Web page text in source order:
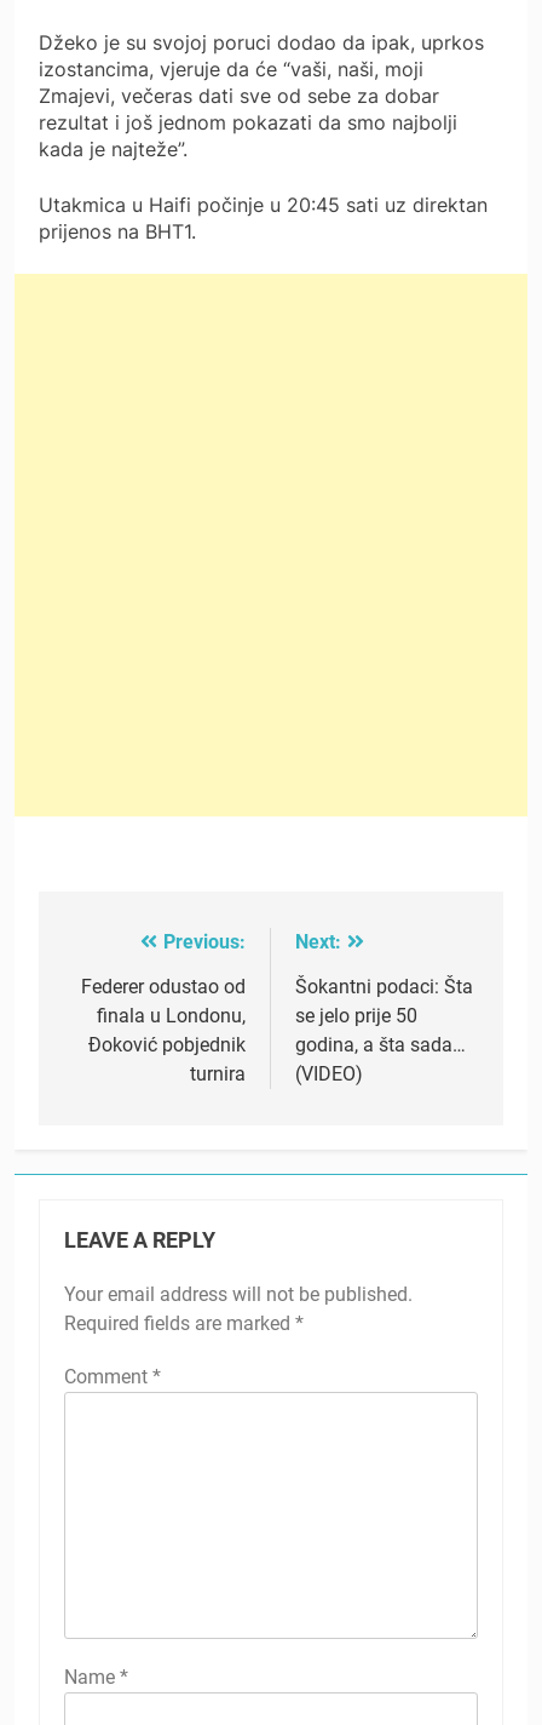
Džeko je su svojoj poruci dodao da ipak, uprkos
izostancima, vjeruje da će “vaši, naši, moji
Zmajevi, večeras dati sve od sebe za dobar
rezultat i još jednom pokazati da smo najbolji
kada je najteže”.
Utakmica u Haifi počinje u 20:45 sati uz direktan
prijenos na BHT1.
navigation
Previous:
Federer odustao od
finala u Londonu,
Đoković pobjednik
turnira
Next:
Šokantni podaci: Šta
se jelo prije 50
godina, a šta sada…
(VIDEO)
LEAVE A REPLY
Your email address will not be published.
Required fields are marked *
Comment *
Name *